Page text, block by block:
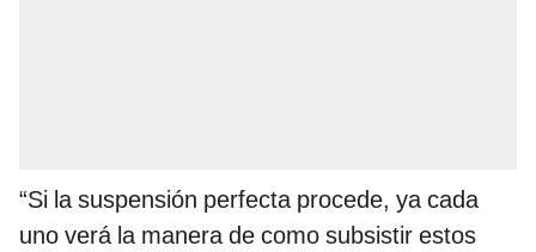
“Si la suspensión perfecta procede, ya cada
uno verá la manera de como subsistir estos